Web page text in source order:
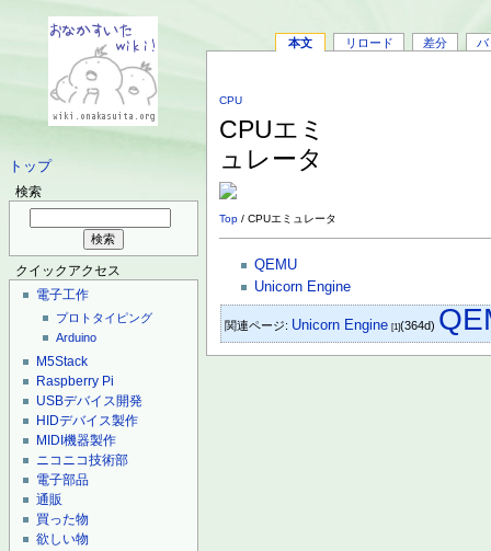
トップ
検索
クイックアクセス
電子工作
プロトタイピング
Arduino
M5Stack
Raspberry Pi
USBデバイス開発
HIDデバイス製作
MIDI機器製作
ニコニコ技術部
電子部品
通販
買った物
欲しい物
本文 リロード 差分 バ
CPU
CPUエミ
ュレータ
Top / CPUエミュレータ
QEMU
Unicorn Engine
関連ページ: Unicorn Engine [1](364d)